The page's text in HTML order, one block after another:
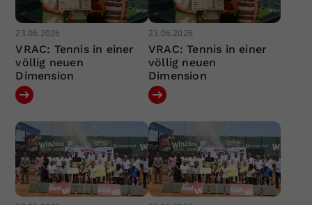
23.06.2026
VRAC: Tennis in einer
völlig neuen
Dimension
23.06.2026
VRAC: Tennis in einer
völlig neuen
Dimension